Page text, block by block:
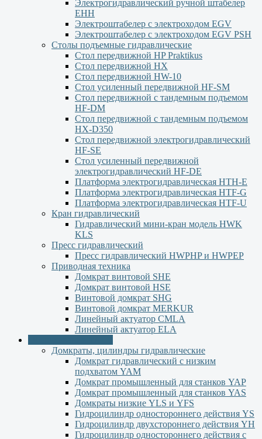
Электрогидравлический ручной штабелер
ЕНН
Электроштабелер с электроходом EGV
Электроштабелер с электроходом EGV PSH
Столы подъемные гидравлические
Стол передвижной HP Praktikus
Стол передвижной HX
Стол передвижной HW-10
Стол усиленный передвижной HF-SM
Стол передвижной с тандемным подъемом
HF-DM
Стол передвижной с тандемным подъемом
HX-D350
Стол передвижной электрогидравлический
HF-SE
Стол усиленный передвижной
электрогидравлический HF-DE
Платформа электрогидравлическая HTH-E
Платформа электрогидравлическая HTF-G
Платформа электрогидравлическая HTF-U
Кран гидравлический
Гидравлический мини-кран модель HWK
KLS
Пресс гидравлический
Пресс гидравлический HWPHP и HWPEP
Приводная техника
Домкрат винтовой SHE
Домкрат винтовой HSE
Винтовой домкрат SHG
Винтовой домкрат MERKUR
Линейный актуатор CMLA
Линейный актуатор ЕLA
Домкраты, цилиндры гидравлические
Домкрат гидравлический с низким
подхватом YAM
Домкрат промышленный для станков YAP
Домкрат промышленный для станков YAS
Домкраты низкие YLS и YFS
Гидроцилиндр одностороннего действия YS
Гидроцилиндр двухстороннего действия YН
Гидроцилиндр одностороннего действия с